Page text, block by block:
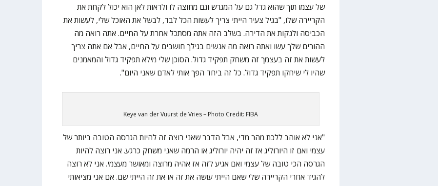
של עצמו תוך שהוא גדל גם על המגרש וגם מחוצה לו ולראות לאן הוא יכול לקחת את
הקריירה שלו, "בגיל צעיר הייתי צריך לעשות הכל לבד, לבשל את האוכל שלי, לעשות את
הכביסה ולנקות את הדירה. בשלב הזה אתה מסתכל אחרת על החיים. אתה רואה מה
ההורים שלך עשו ואתה רואה מה אנשים בגילך חושבים על החיים, אבל אם אתה צריך
לעשות את זה בעצמך זה משחק תפקיד גדול. הסוכן שלי מילא תפקיד גדול והמאמנים
שהיו לי שיחקו תפקיד גדול. כל זה ביחד הפך אותי לאדם שאני היום".
Keye van der Vuurst de Vries – Photo Credit: FIBA
"אני לא אוהב ללכת מהר מדי, אבל הדבר שאני רוצה זה להיות הגרסה הטובה ביותר של
עצמי ואם זו היורוליג אז זה יהיה יורוליג או הרמה שאני משחק כרגע. אני רוצה להיות
הגרסה הכי טובה של עצמי ואם אגיע לזה אז אהיה מרוצה ומאושר מעצמי. אני לא רוצה
להגיד אחרי הקריירה שלי שאם הייתי עושה את זה או את זה הייתי שם. אם אני מציאותי